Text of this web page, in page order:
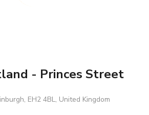
- Princes Street
EH2 4BL, United Kingdom